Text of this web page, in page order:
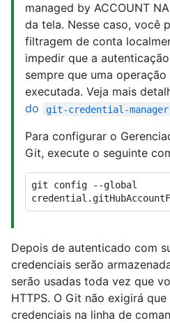
managed by ACCOUNT
da tela. Nesse caso, você
filtragem de conta
impedir que a
sempre que uma
executada. Veja mais
do
git-credential-manager
Para configurar o
Git, execute o seguinte
git config --global
Depois de autenticado com
credenciais serão
serão usadas toda vez que
HTTPS. O Git não exigirá
credenciais na linha de